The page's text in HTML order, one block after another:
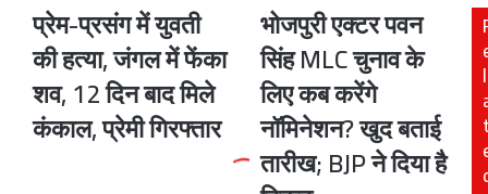
प्रेम-
प्रसंग
में
युवती
की
हत्या,
प्रेम-प्रसंग में युवती
की हत्या, जंगल में फेंका
शव, 12 दिन बाद मिले
कंकाल, प्रेमी गिरफ्तार
भोजपुरी
पवन
सिंह
MLC
चुनाव
के
लिए
भोजपुरी एक्टर पवन
सिंह MLC चुनाव के
लिए कब करेंगे
नॉमिनेशन? खुद बताई
तारीख; BJP ने दिया है
l